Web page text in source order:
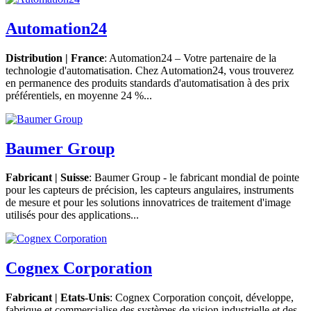
Automation24
Distribution | France: Automation24 – Votre partenaire de la
technologie d'automatisation. Chez Automation24, vous trouverez
en permanence des produits standards d'automatisation à des prix
préférentiels, en moyenne 24 %...
Baumer Group
Fabricant | Suisse: Baumer Group - le fabricant mondial de pointe
pour les capteurs de précision, les capteurs angulaires, instruments
de mesure et pour les solutions innovatrices de traitement d'image
utilisés pour des applications...
Cognex Corporation
Fabricant | Etats-Unis: Cognex Corporation conçoit, développe,